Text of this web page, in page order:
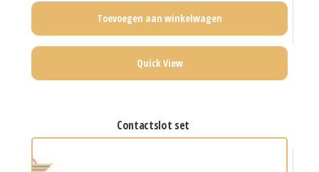
Toevoegen aan winkelwagen
Quick View
contactslot set